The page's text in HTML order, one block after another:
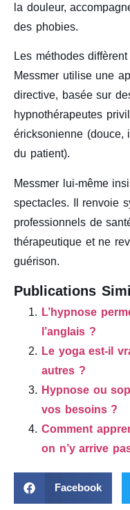
la douleur,
des phobies.
Les méthodes
Messmer utilise une
directive, basée sur
hypnothérapeutes
éricksonienne (douce,
du patient).
Messmer lui-même
spectacles. Il renvoie
professionnels de
thérapeutique et ne
guérison.
Publications
L’hypnose
l’anglais ?
Le yoga est-il
autres ?
Hypnose ou
vos besoins ?
Comment
on n’y arrive
Facebook